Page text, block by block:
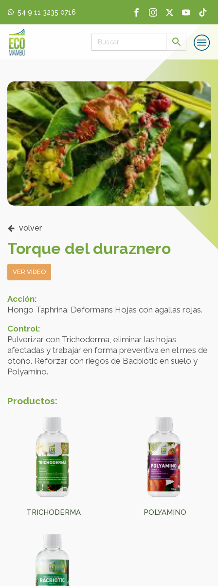
54 9 11 3235 0716
volver
Torque del duraznero
VER VIDEO
Acción:
Hongo Taphrina. Deformans Hojas con agallas rojas.
Control:
Pulverizar con Trichoderma, eliminar las hojas
afectadas y trabajar en forma preventiva en el mes de
otoño. Reforzar con riegos de Bacbiotic en suelo y
Polyamino.
Productos:
TRICHODERMA POLYAMINO